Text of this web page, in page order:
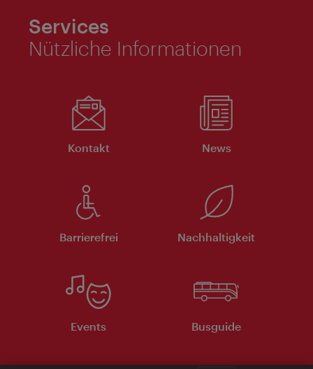
Services
Nützliche Informationen
Kontakt News
Barrierefrei Nachhaltigkeit
Events Busguide